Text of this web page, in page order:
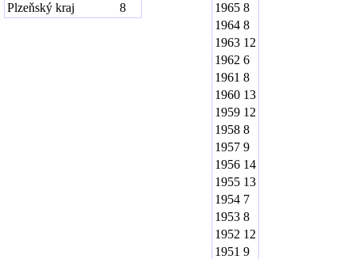
Plzeňský kraj
8
1965 8
1964 8
1963 12
1962 6
1961 8
1960 13
1959 12
1958 8
1957 9
1956 14
1955 13
1954 7
1953 8
1952 12
1951 9